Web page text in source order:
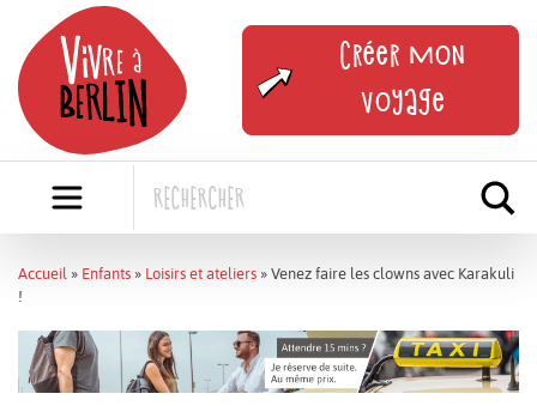
content
Créer mon
voyage
Accueil » Enfants » Loisirs et ateliers » Venez faire les clowns avec Karakuli
!